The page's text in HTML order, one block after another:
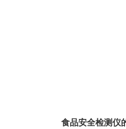
食品安全检测仪的